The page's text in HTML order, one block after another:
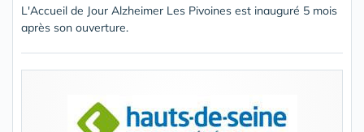
L'Accueil de Jour Alzheimer Les Pivoines est inauguré 5 mois
après son ouverture.